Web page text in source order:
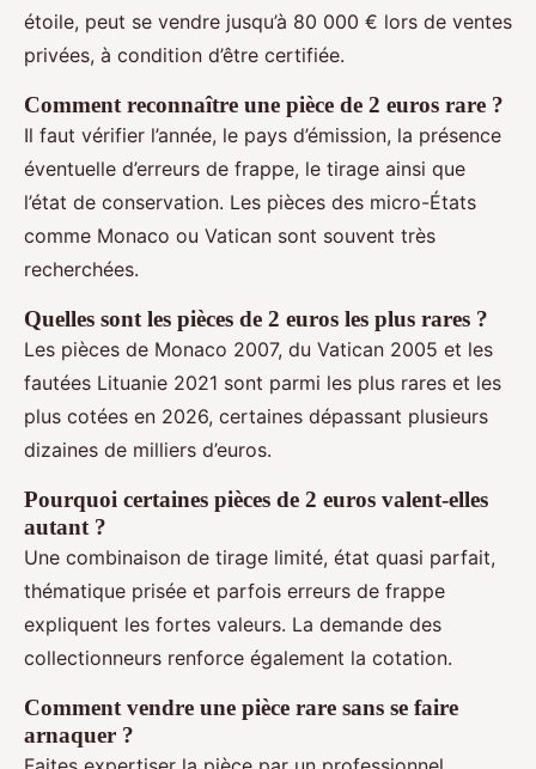
étoile, peut se vendre jusqu’à 80 000 € lors de ventes
privées, à condition d’être certifiée.
Comment reconnaître une pièce de 2 euros rare ?
Il faut vérifier l’année, le pays d’émission, la présence
éventuelle d’erreurs de frappe, le tirage ainsi que
l’état de conservation. Les pièces des micro-États
comme Monaco ou Vatican sont souvent très
recherchées.
Quelles sont les pièces de 2 euros les plus rares ?
Les pièces de Monaco 2007, du Vatican 2005 et les
fautées Lituanie 2021 sont parmi les plus rares et les
plus cotées en 2026, certaines dépassant plusieurs
dizaines de milliers d’euros.
Pourquoi certaines pièces de 2 euros valent-elles
autant ?
Une combinaison de tirage limité, état quasi parfait,
thématique prisée et parfois erreurs de frappe
expliquent les fortes valeurs. La demande des
collectionneurs renforce également la cotation.
Comment vendre une pièce rare sans se faire
arnaquer ?